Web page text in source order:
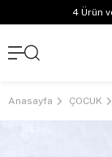
4 Ürün
Anasayfa ÇOCUK